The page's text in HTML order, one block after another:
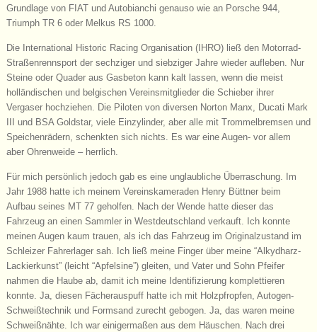
Grundlage von FIAT und Autobianchi genauso wie an Porsche 944,
Triumph TR 6 oder Melkus RS 1000.
Die International Historic Racing Organisation (IHRO) ließ den Motorrad-
Straßenrennsport der sechziger und siebziger Jahre wieder aufleben. Nur
Steine oder Quader aus Gasbeton kann kalt lassen, wenn die meist
holländischen und belgischen Vereinsmitglieder die Schieber ihrer
Vergaser hochziehen. Die Piloten von diversen Norton Manx, Ducati Mark
III und BSA Goldstar, viele Einzylinder, aber alle mit Trommelbremsen und
Speichenrädern, schenkten sich nichts. Es war eine Augen- vor allem
aber Ohrenweide – herrlich.
Für mich persönlich jedoch gab es eine unglaubliche Überraschung. Im
Jahr 1988 hatte ich meinem Vereinskameraden Henry Büttner beim
Aufbau seines MT 77 geholfen. Nach der Wende hatte dieser das
Fahrzeug an einen Sammler in Westdeutschland verkauft. Ich konnte
meinen Augen kaum trauen, als ich das Fahrzeug im Originalzustand im
Schleizer Fahrerlager sah. Ich ließ meine Finger über meine “Alkydharz-
Lackierkunst” (leicht “Apfelsine”) gleiten, und Vater und Sohn Pfeifer
nahmen die Haube ab, damit ich meine Identifizierung komplettieren
konnte. Ja, diesen Fächerauspuff hatte ich mit Holzpfropfen, Autogen-
Schweißtechnik und Formsand zurecht gebogen. Ja, das waren meine
Schweißnähte. Ich war einigermaßen aus dem Häuschen. Nach drei